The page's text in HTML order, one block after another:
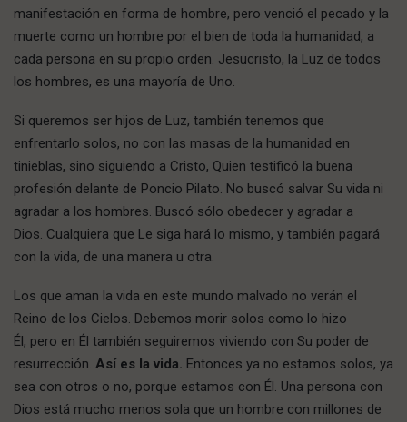
manifestación en forma de hombre, pero venció el pecado y la
muerte como un hombre por el bien de toda la humanidad, a
cada persona en su propio orden. Jesucristo, la Luz de todos
los hombres, es una mayoría de Uno.
Si queremos ser hijos de Luz, también tenemos que
enfrentarlo solos, no con las masas de la humanidad en
tinieblas, sino siguiendo a Cristo, Quien testificó la buena
profesión delante de Poncio Pilato. No buscó salvar Su vida ni
agradar a los hombres. Buscó sólo obedecer y agradar a
Dios. Cualquiera que Le siga hará lo mismo, y también pagará
con la vida, de una manera u otra.
Los que aman la vida en este mundo malvado no verán el
Reino de los Cielos. Debemos morir solos como lo hizo
Él, pero en Él también seguiremos viviendo con Su poder de
resurrección. Así es la vida. Entonces ya no estamos solos, ya
sea con otros o no, porque estamos con Él. Una persona con
Dios está mucho menos sola que un hombre con millones de